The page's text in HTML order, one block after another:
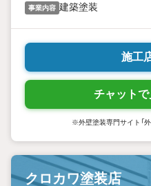
事業内容 建築塗装
施工
チャット
※外壁塗装専門サイト「
クロカワ塗装店